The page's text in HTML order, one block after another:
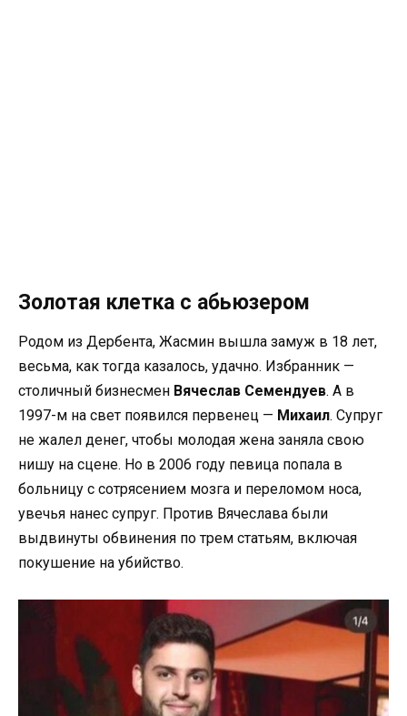
Золотая клетка с абьюзером
Родом из Дербента, Жасмин вышла замуж в 18 лет,
весьма, как тогда казалось, удачно. Избранник —
столичный бизнесмен Вячеслав Семендуев. А в
1997-м на свет появился первенец — Михаил. Супруг
не жалел денег, чтобы молодая жена заняла свою
нишу на сцене. Но в 2006 году певица попала в
больницу с сотрясением мозга и переломом носа,
увечья нанес супруг. Против Вячеслава были
выдвинуты обвинения по трем статьям, включая
покушение на убийство.